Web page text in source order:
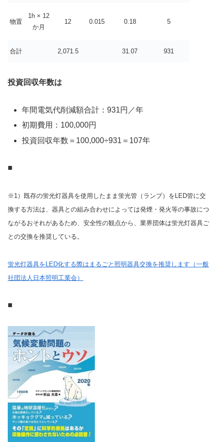
物置
1h × 12
か月
12 0.015 0.18 5
合計 2,071.5 31.07 931
投資回収年数は
年間電気代削減額合計：931円／年
初期費用：100,000円
投資回収年数＝100,000÷931＝107年
■
※1）既存の蛍光灯器具を使用したまま蛍光管（ランプ）をLED管に交
換する方法は、器具との組み合わせによっては発煙・発火等の事故につ
ながるおそれがあるため、安全性の観点から、業界団体は蛍光灯器具ご
との交換を推奨している。
蛍光灯器具をLED化する際はまるごと照明器具交換を推奨します（一般
社団法人日本照明工業会）
■